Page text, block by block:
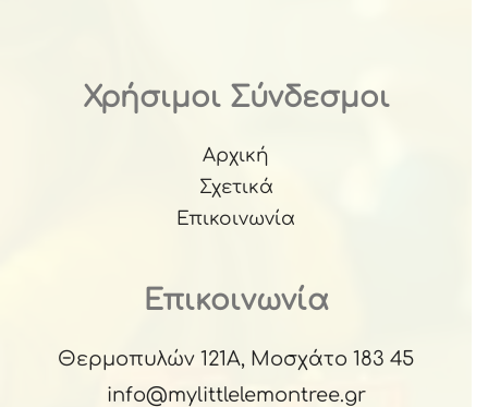
Χρήσιμοι Σύνδεσμοι
Αρχική
Σχετικά
Επικοινωνία
Επικοινωνία
Θερμοπυλών 121Α, Μοσχάτο 183 45
info@mylittlelemontree.gr